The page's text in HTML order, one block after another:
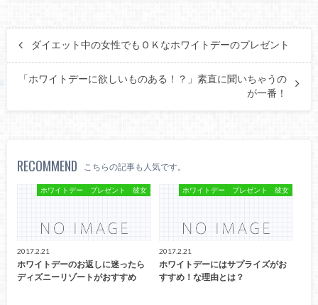
ダイエット中の女性でもＯＫなホワイトデーのプレゼント
「ホワイトデーに欲しいものある！？」素直に聞いちゃうの
が一番！
RECOMMEND こちらの記事も人気です。
ホワイトデー プレゼント 彼女
2017.2.21
ホワイトデーのお返しに迷ったら
ディズニーリゾートがおすすめ
ホワイトデー プレゼント 彼女
2017.2.21
ホワイトデーにはサプライズがお
すすめ！な理由とは？